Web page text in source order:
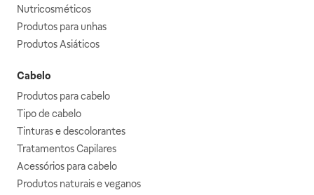
Nutricosméticos
Produtos para unhas
Produtos Asiáticos
Cabelo
Produtos para cabelo
Tipo de cabelo
Tinturas e descolorantes
Tratamentos Capilares
Acessórios para cabelo
Produtos naturais e veganos